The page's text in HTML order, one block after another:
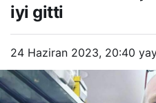
iyi gitti
24 Haziran 2023, 20:40